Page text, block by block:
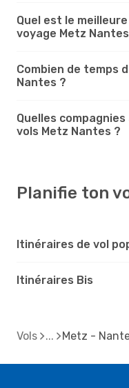
Quel est le
voyage Metz
Combien de temps
Nantes ?
Quelles
vols Metz Nantes ?
Planifie ton
Itinéraires de vol
Itinéraires Bis
Vols Metz -